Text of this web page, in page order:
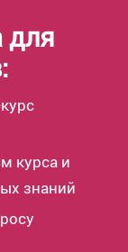
для
курса и
знаний